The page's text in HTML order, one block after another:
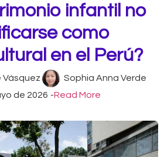
infantil no
como
en el Perú?
Vásquez
Sophia Anna Verde
de 2026 -Read More